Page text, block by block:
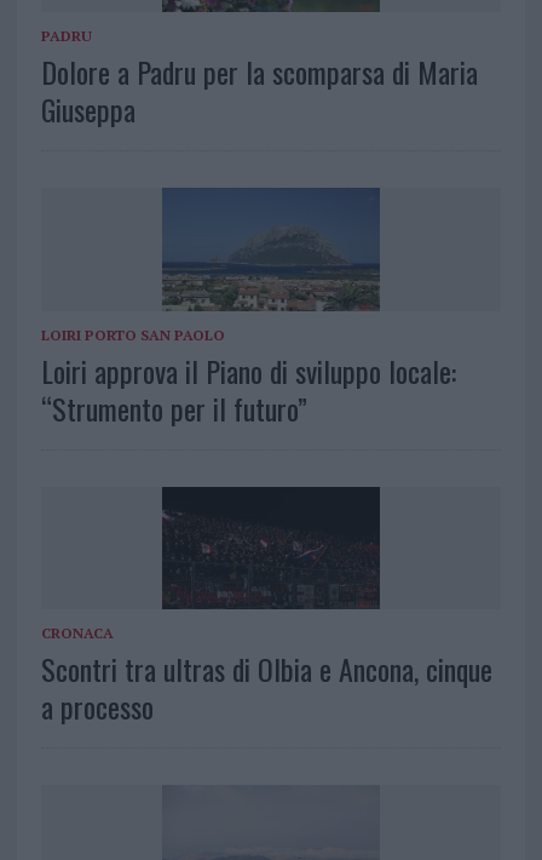
PADRU
Dolore a Padru per la scomparsa di Maria
Giuseppa
LOIRI PORTO SAN PAOLO
Loiri approva il Piano di sviluppo locale:
“Strumento per il futuro”
CRONACA
Scontri tra ultras di Olbia e Ancona, cinque
a processo